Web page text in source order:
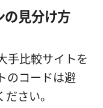
の見分け方
手比較サイトを
のコードは避
さい。